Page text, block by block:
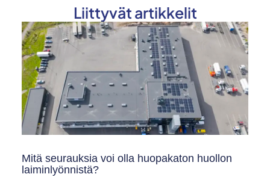
Liittyvät artikkelit
Mitä seurauksia voi olla huopakaton huollon
laiminlyönnistä?